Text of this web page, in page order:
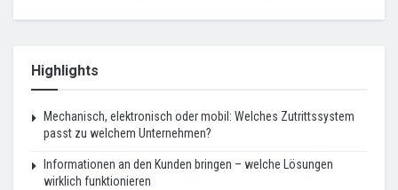
Highlights
Mechanisch, elektronisch oder mobil: Welches Zutrittssystem
passt zu welchem Unternehmen?
Informationen an den Kunden bringen – welche Lösungen
wirklich funktionieren